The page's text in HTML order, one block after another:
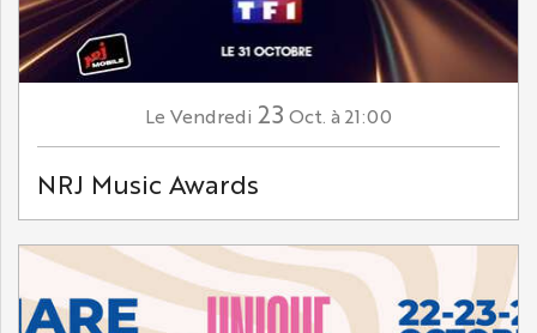
Le Vendredi 23 Oct. à 21:00
NRJ Music Awards